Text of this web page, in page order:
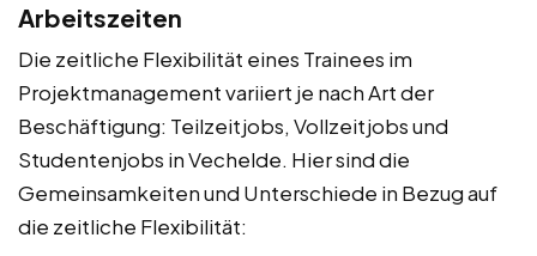
Arbeitszeiten
Die zeitliche Flexibilität eines Trainees im
Projektmanagement variiert je nach Art der
Beschäftigung: Teilzeitjobs, Vollzeitjobs und
Studentenjobs in Vechelde. Hier sind die
Gemeinsamkeiten und Unterschiede in Bezug auf
die zeitliche Flexibilität: